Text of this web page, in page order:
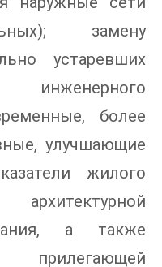
замену
устаревших
более
улучшающие
жилого
а также
прилегающей